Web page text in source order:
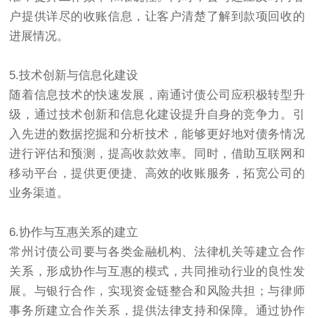
户提供详尽的收账信息，让客户清楚了解到款项回收的
进展情况。
5.技术创新与信息化建设
随着信息技术的快速发展，南通讨债公司 应积极转型升
级，通过技术创新和信息化建设提升自身的竞争力。引
入先进的数据挖掘和分析技术，能够更好地对债务情况
进行评估和预测，提高收款效率。同时，借助互联网和
移动平台，提供更便捷、高效的收账服务，拓宽公司的
业务渠道。
6.协作与互惠关系的建立
常州 讨债公司要与各类金融机构、法律机关等建立合作
关系，形成协作与互惠的模式，共同推动行业的良性发
展。与银行合作，实现资金链整合和风险共担；与律师
事务所建立合作关系，提供法律支持和保障。通过协作